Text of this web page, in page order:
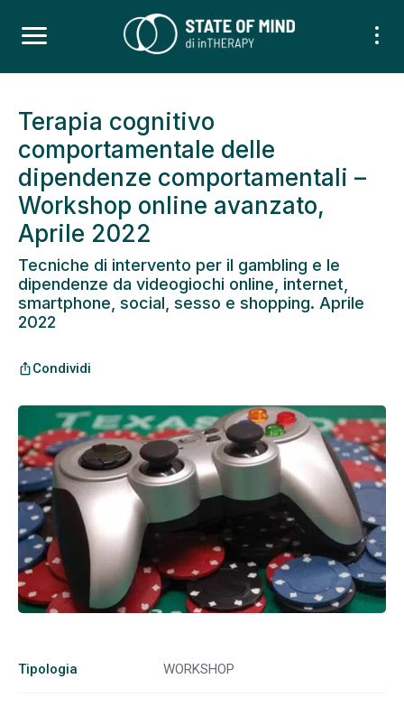
Terapia cognitivo
comportamentale delle
dipendenze comportamentali –
Workshop online avanzato,
Aprile 2022
Tecniche di intervento per il gambling e le
dipendenze da videogiochi online, internet,
smartphone, social, sesso e shopping. Aprile
2022
ios_shareCondividi
Tipologia WORKSHOP